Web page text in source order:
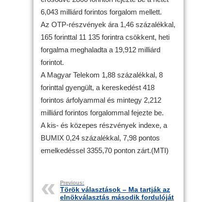
6,043 milliárd forintos forgalom mellett.
Az OTP-részvények ára 1,46 százalékkal,
165 forinttal 11 135 forintra csökkent, heti
forgalma meghaladta a 19,912 milliárd
forintot.
A Magyar Telekom 1,88 százalékkal, 8
forinttal gyengült, a kereskedést 418
forintos árfolyammal és mintegy 2,212
milliárd forintos forgalommal fejezte be.
A kis- és közepes részvények indexe, a
BUMIX 0,24 százalékkal, 7,98 pontos
emelkedéssel 3355,70 ponton zárt.(MTI)
Previous:
Török választások – Ma tartják az
elnökválasztás második fordulóját